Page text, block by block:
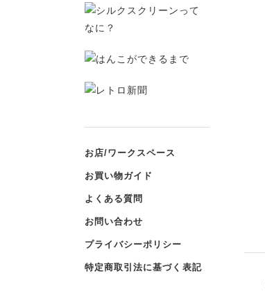
お店/ワークスペース
お買い物ガイド
よくある質問
お問い合わせ
プライバシーポリシー
特定商取引法に基づく表記